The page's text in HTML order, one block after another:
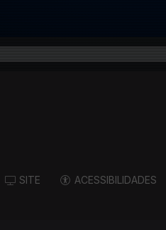
SITE ACESSIBILIDADES